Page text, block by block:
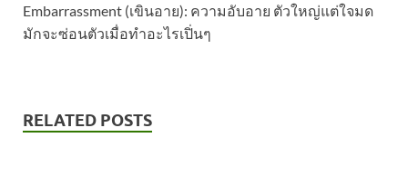
​Embarrassment (เขินอาย): ความอับอาย ตัวใหญ่แต่ใจมด
มักจะซ่อนตัวเมื่อทำอะไรเปิ่นๆ
RELATED POSTS